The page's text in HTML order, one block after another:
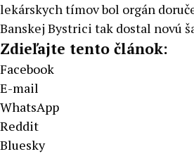
lekárskych tímov bol orgán
Banskej Bystrici tak dostal novú
Zdieľajte tento článok:
Facebook
E-mail
WhatsApp
Reddit
Bluesky